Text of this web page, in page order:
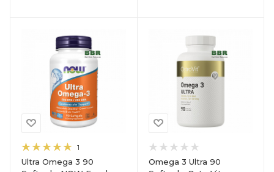
1
Ultra Omega 3 90
Omega 3 Ultra 90